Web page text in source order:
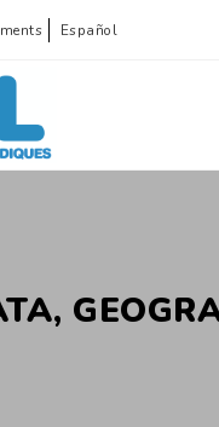
Español